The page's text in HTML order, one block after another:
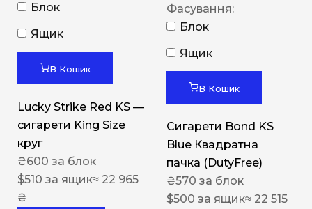
Блок
Ящик
В Кошик
Lucky Strike Red KS —
сигарети King Size
круг
₴600 за блок
$510 за ящик≈ 22 965
₴
Фасування:
Блок
Ящик
В Кошик
Сигарети Bond KS
Blue Квадратна
пачка (DutyFree)
₴570 за блок
$500 за ящик≈ 22 515